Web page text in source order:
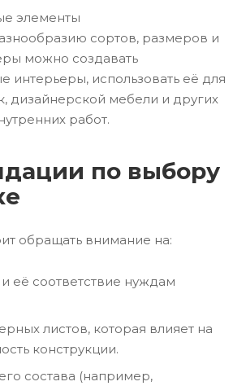
элементы
сортов, размеров и
можно создавать
интерьеры, использовать её для
дизайнерской мебели и других
работ.
по выбору
обращать внимание на:
её соответствие нуждам
листов, которая влияет на
конструкции.
состава (например,